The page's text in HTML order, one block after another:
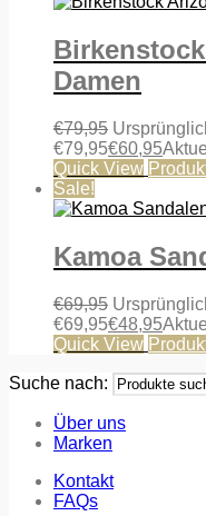
Damen
€79,95
€79,95€60,95
Quick View
Sale!
Kamoa
€69,95
€69,95€48,95
Quick View
Suche nach:
Über uns
Marken
Kontakt
FAQs